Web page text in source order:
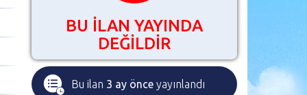
BU İLAN YAYINDA
DEĞİLDİR
Bu ilan 3 ay önce yayınlandı